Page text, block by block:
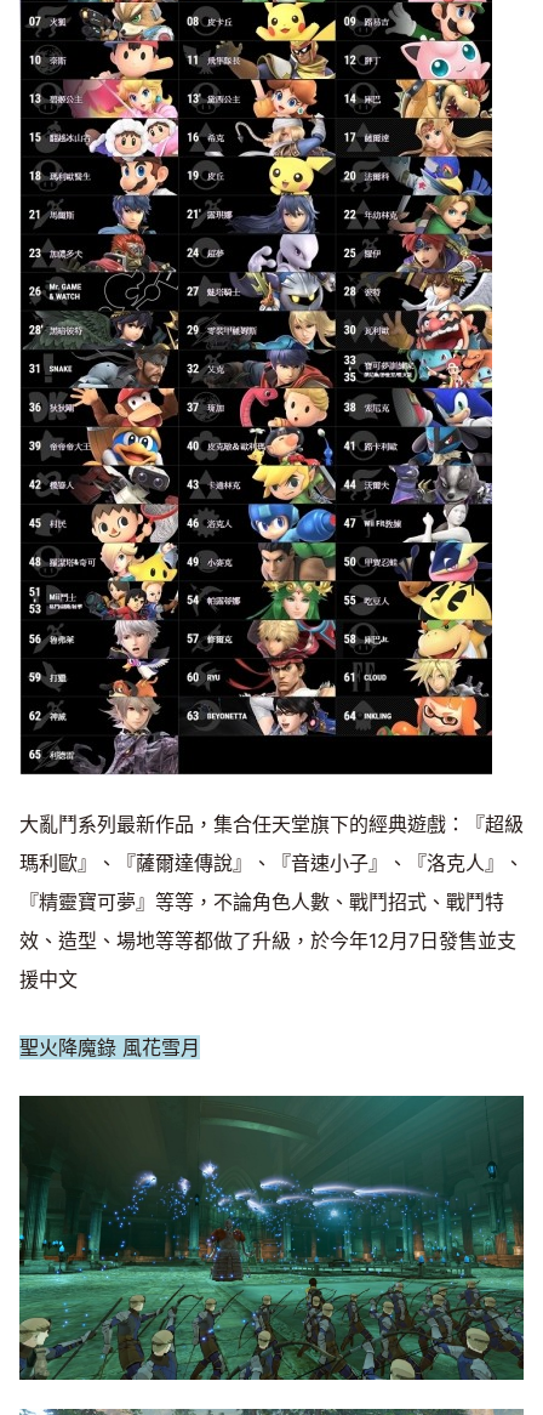
大亂鬥系列最新作品，集合任天堂旗下的經典遊戲：『超級
瑪利歐』、『薩爾達傳說』、『音速小子』、『洛克人』、
『精靈寶可夢』等等，不論角色人數、戰鬥招式、戰鬥特
效、造型、場地等等都做了升級，於今年12月7日發售並支
援中文
聖火降魔錄 風花雪月